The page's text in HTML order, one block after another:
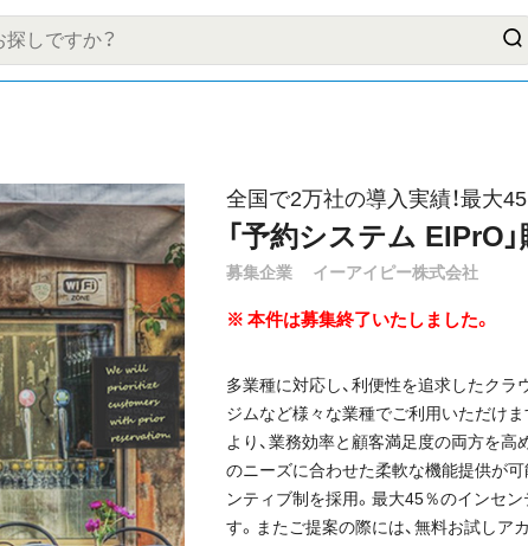
全国で2万社の導入実績！最大
「予約システム EIPrO
募集企業 イーアイピー株式会社
本件は募集終了いたしました。
多業種に対応し、利便性を追求したクラ
ジムなど様々な業種でご利用いただけ
より、業務効率と顧客満足度の両方を
のニーズに合わせた柔軟な機能提供が
ンティブ制を採用。最大45％のインセ
す。またご提案の際には、無料お試し